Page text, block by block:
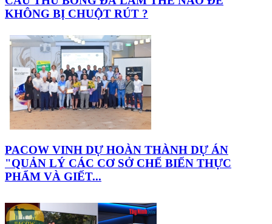
KHÔNG BỊ CHUỘT RÚT ?
PACOW VINH DỰ HOÀN THÀNH DỰ ÁN
"QUẢN LÝ CÁC CƠ SỞ CHẾ BIẾN THỰC
PHẨM VÀ GIẾT...